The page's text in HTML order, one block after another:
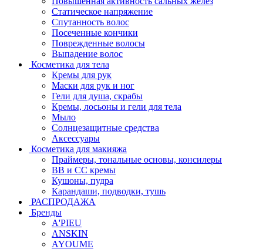
Статическое напряжение
Спутанность волос
Посеченные кончики
Поврежденные волосы
Выпадение волос
Косметика для тела
Кремы для рук
Маски для рук и ног
Гели для душа, скрабы
Кремы, лосьоны и гели для тела
Мыло
Солнцезащитные средства
Аксессуары
Косметика для макияжа
Праймеры, тональные основы, консилеры
BB и CC кремы
Кушоны, пудра
Карандаши, подводки, тушь
РАСПРОДАЖА
Бренды
A'PIEU
ANSKIN
AYOUME